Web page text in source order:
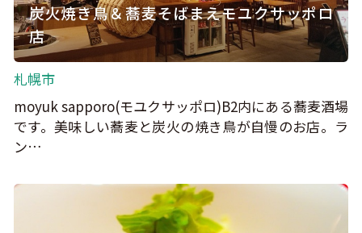
炭火焼き鳥＆蕎麦そばまえモユクサッポロ
店
札幌市
moyuk sapporo(モユクサッポロ)B2内にある蕎麦酒場
です。美味しい蕎麦と炭火の焼き鳥が自慢のお店。ラ
ン…